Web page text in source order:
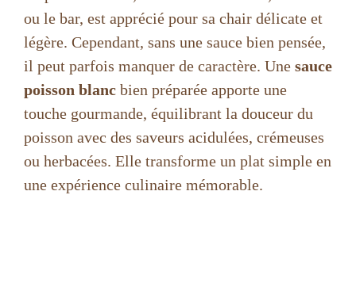
ou le bar, est apprécié pour sa chair délicate et
légère. Cependant, sans une sauce bien pensée,
il peut parfois manquer de caractère. Une sauce
poisson blanc bien préparée apporte une
touche gourmande, équilibrant la douceur du
poisson avec des saveurs acidulées, crémeuses
ou herbacées. Elle transforme un plat simple en
une expérience culinaire mémorable.